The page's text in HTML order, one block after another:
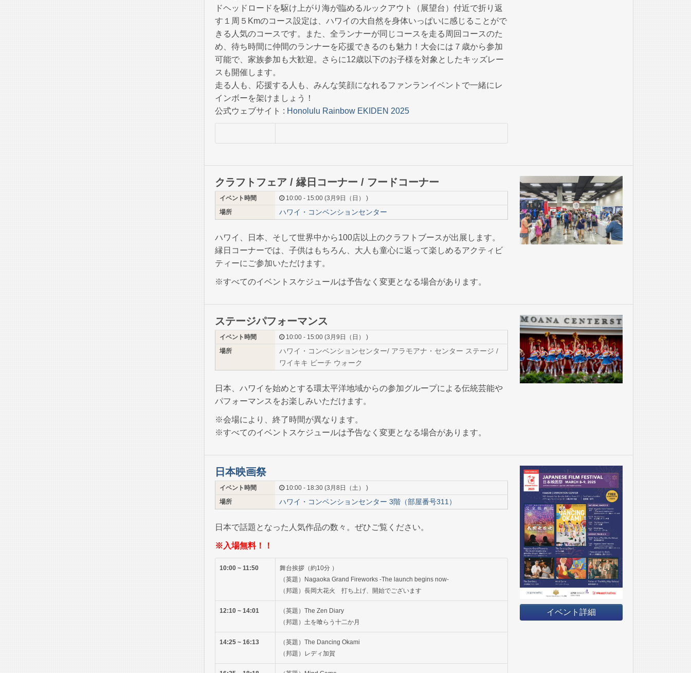
ドヘッドロードを駆け上がり海が臨めるルックアウト（展望台）付近で折り返
す１周５Kmのコース設定は、ハワイの大自然を身体いっぱいに感じることがで
きる人気のコースです。また、全ランナーが同じコースを走る周回コースのた
め、待ち時間に仲間のランナーを応援できるのも魅力！大会には７歳から参加
可能で、家族参加も大歓迎。さらに12歳以下のお子様を対象としたキッズレー
スも開催します。
走る人も、応援する人も、みんな笑顔になれるファンランイベントで一緒にレ
インボーを架けましょう！
公式ウェブサイト : Honolulu Rainbow EKIDEN 2025
クラフトフェア / 縁日コーナー / フードコーナー
イベント時間
10:00 - 15:00 (3月9日（日） )
場所
ハワイ・コンベンションセンター
ハワイ、日本、そして世界中から100店以上のクラフトブースが出展します。
縁日コーナーでは、子供はもちろん、大人も童心に返って楽しめるアクティビ
ティーにご参加いただけます。
※すべてのイベントスケジュールは予告なく変更となる場合があります。
ステージパフォーマンス
イベント時間
10:00 - 15:00 (3月9日（日） )
場所
ハワイ・コンベンションセンター/ アラモアナ・センター ステージ /
ワイキキ ビーチ ウォーク
日本、ハワイを始めとする環太平洋地域からの参加グループによる伝統芸能や
パフォーマンスをお楽しみいただけます。
※会場により、終了時間が異なります。
※すべてのイベントスケジュールは予告なく変更となる場合があります。
日本映画祭
イベント時間
10:00 - 18:30 (3月8日（土） )
場所
ハワイ・コンベンションセンター 3階（部屋番号311）
日本で話題となった人気作品の数々。ぜひご覧ください。
※入場無料！！
10:00 ~ 11:50
舞台挨拶（約10分 ）
（英題）Nagaoka Grand Fireworks -The launch begins now-
（邦題）長岡大花火 打ち上げ、開始でございます
12:10 ~ 14:01
（英題）The Zen Diary
（邦題）土を喰らう十二か月
14:25 ~ 16:13
（英題）The Dancing Okami
（邦題）レディ加賀
イベント詳細